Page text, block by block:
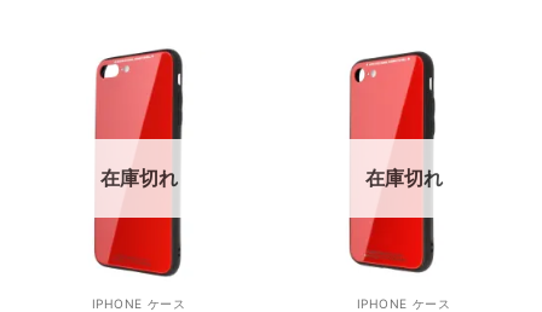
在庫切れ
IPHONE ケース
在庫切れ
IPHONE ケース